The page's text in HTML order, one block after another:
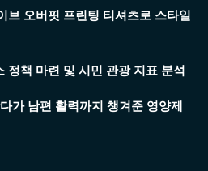
브 오버핏 프린팅 티셔츠로 스타일
정책 마련 및 시민 관광 지표 분석
가 남편 활력까지 챙겨준 영양제